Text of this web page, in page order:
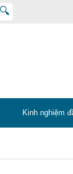
Kinh nghiệm